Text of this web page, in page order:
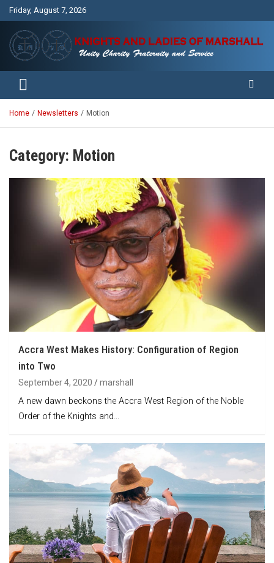
Friday, August 7, 2026
Knights and Ladies of Marshall
Unity Charity Fraternity and Service
Home Newsletters Motion
Category: Motion
Accra West Makes History: Configuration of Region
into Two
September 4, 2020 marshall
A new dawn beckons the Accra West Region of the Noble
Order of the Knights and…